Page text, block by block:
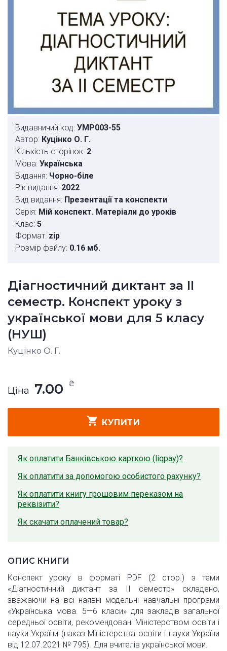
Видавничий код: УМР003-55
Автор: Куцінко О. Г.
Кількість сторінок: 2
Мова: Українська
Видання: Чорно-біле
Рік видання: 2022
Вид видання: Презентації та конспекти
Серія: Мій конспект. Матеріали до уроків
Клас: 5
Формат: zip
Розмір файлу: 0.16 мб.
Діагностичний диктант за ІІ
семестр. Конспект уроку з
української мови для 5 класу
(НУШ)
Куцінко О. Г.
Ціна 7.00 ₴
КУПИТИ
Як оплатити Банківською карткою (liqpay)?
Як оплатити за допомогою особистого рахунку?
Як оплатити книгу грошовим переказом на
реквізити?
Як скачати оплачений товар?
ОПИС КНИГИ
Конспект уроку в форматі PDF (2 стор.) з теми
«Діагностичний диктант за ІІ семестр» складено,
зважаючи на всі наявні модельні навчальні програми
«Українська мова. 5—6 класи» для закладів загальної
середньої освіти, рекомендовані Міністерством освіти і
науки України (наказ Міністерства освіти і науки України
від 12.07.2021 № 795). Для вчителів української мови.